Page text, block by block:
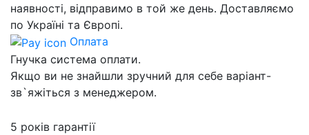
наявності, відправимо в той же день. Доставляємо
по Україні та Європі.
Оплата
Гнучка система оплати.
Якщо ви не знайшли зручний для себе варіант-
зв`яжіться з менеджером.
5 років гарантії